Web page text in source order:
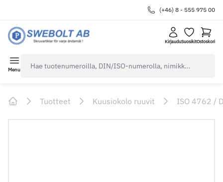
(+46) 8 - 555 975 00
KirjauduSuosikitOstoskori
Menu
Tuotteet Kuusiokolo ruuvit ISO 4762 /